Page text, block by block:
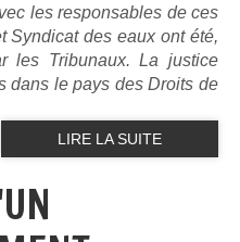
les responsables de ces
Syndicat des eaux ont été,
les Tribunaux. La justice
dans le pays des Droits de
LIRE LA SUITE